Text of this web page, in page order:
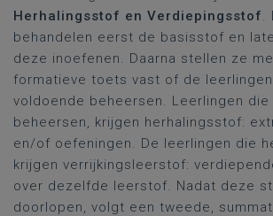
Herhalingsstof en Verdiepingsstof.
behandelen eerst de basisstof en
deze inoefenen. Daarna stellen ze
formatieve toets vast of de
voldoende beheersen. Leerlingen
beheersen, krijgen herhalingsstof:
en/of oefeningen. De leerlingen die
krijgen verrijkingsleerstof:
over dezelfde leerstof. Nadat deze
doorlopen, volgt een tweede,